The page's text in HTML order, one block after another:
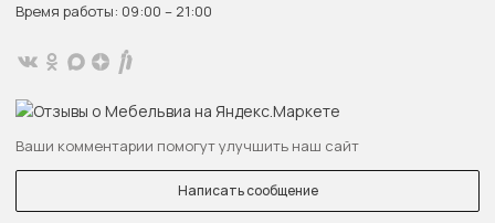
Время работы: 09:00 – 21:00
Ваши комментарии помогут улучшить наш сайт
Написать сообщение